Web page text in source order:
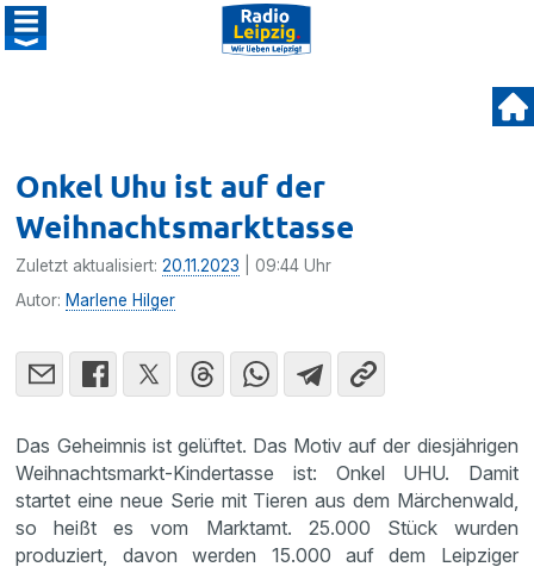
Onkel Uhu ist auf der
Weihnachtsmarkttasse
Zuletzt aktualisiert:20.11.2023 | 09:44 Uhr
Autor: Marlene Hilger
Das Geheimnis ist gelüftet. Das Motiv auf der diesjährigen
Weihnachtsmarkt-Kindertasse ist: Onkel UHU. Damit
startet eine neue Serie mit Tieren aus dem Märchenwald,
so heißt es vom Marktamt. 25.000 Stück wurden
produziert, davon werden 15.000 auf dem Leipziger